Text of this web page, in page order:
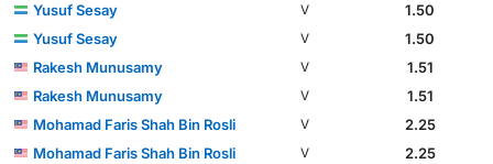
Yusuf Sesay V
1.50
Yusuf Sesay
V
1.50
Rakesh Munusamy
V
1.51
Rakesh Munusamy
V
1.51
Mohamad Faris Shah Bin Rosli
V
2.25
Mohamad Faris Shah Bin Rosli
V
2.25